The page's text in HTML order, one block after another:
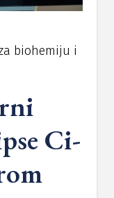
biohemiju i
Ci-